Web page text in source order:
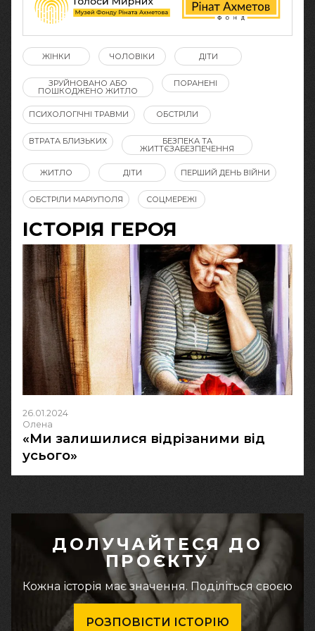
ЖІНКИ ЧОЛОВІКИ ДІТИ
ЗРУЙНОВАНО АБО
ПОШКОДЖЕНО ЖИТЛО
ПОРАНЕНІ
ПСИХОЛОГІЧНІ ТРАВМИ ОБСТРІЛИ
ВТРАТА БЛИЗЬКИХ БЕЗПЕКА ТА
ЖИТТЄЗАБЕЗПЕЧЕННЯ
ЖИТЛО ДІТИ ПЕРШИЙ ДЕНЬ ВІЙНИ
ОБСТРІЛИ МАРІУПОЛЯ СОЦМЕРЕЖІ
ІСТОРІЯ ГЕРОЯ
26.01.2024
Олена
«Ми залишилися відрізаними від
усього»
ДОЛУЧАЙТЕСЯ ДО
ПРОЄКТУ
Кожна історія має значення. Поділіться своєю
РОЗПОВІСТИ ІСТОРІЮ